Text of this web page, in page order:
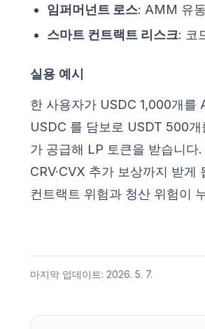
임퍼머넌트 로스: AMM 유
스마트 컨트랙트 리스크: 코
실용 예시
한 사용자가 USDC 1,000개를
USDC 를 담보로 USDT 500
가 공급해 LP 토큰을 받습니
CRV·CVX 추가 보상까지 받
컨트랙트 위험과 청산 위험이
마지막 업데이트: 2026. 5. 7.